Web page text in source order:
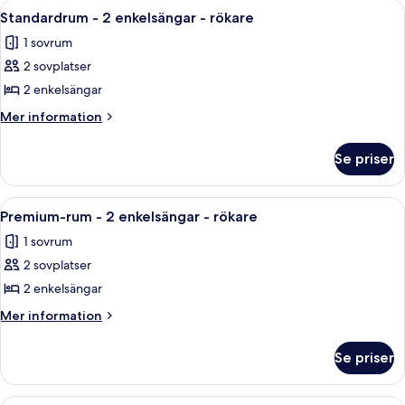
rökare
enkelsäng
tillgänglighetsanpassat
Öppna
alla
foton
för
Standardrum
-
-
rökare
Ett hotellrum med två sängar, en
3
Standardrum - 2 enkelsängar - rökare
1 sovrum
2 sovplatser
2 enkelsängar
Mer information
Mer
-
enkelsängar
rökare
Se priser
Öppna
alla
foton
för
Premium-
rum
enkelsängar
Ett hotellrum med ett skrivbord, en
2
Premium-rum - 2 enkelsängar - rökare
1 sovrum
2 sovplatser
2 enkelsängar
Mer information
Mer
rum
Se priser